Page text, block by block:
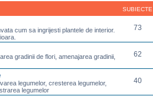
SUBIECTE
cum sa ingrijesti plantele de interior.
73
gradinii de flori, amenajarea gradinii,
62
legumelor, cresterea legumelor,
legumelor
40